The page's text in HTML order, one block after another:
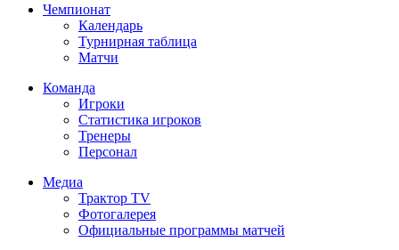
Чемпионат
Календарь
Турнирная таблица
Матчи
Команда
Игроки
Статистика игроков
Тренеры
Персонал
Медиа
Трактор TV
Фотогалерея
Официальные программы матчей